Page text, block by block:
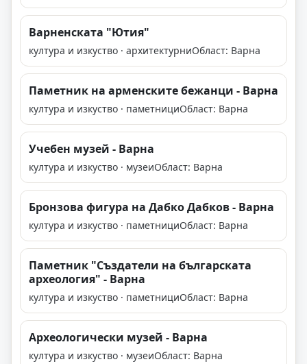
Варненската "Ютия"
култура и изкуство · архитектурниОбласт: Варна
Паметник на арменските бежанци - Варна
култура и изкуство · паметнициОбласт: Варна
Учебен музей - Варна
култура и изкуство · музеиОбласт: Варна
Бронзова фигура на Дабко Дабков - Варна
култура и изкуство · паметнициОбласт: Варна
Паметник "Създатели на българската
археология" - Варна
култура и изкуство · паметнициОбласт: Варна
Археологически музей - Варна
култура и изкуство · музеиОбласт: Варна